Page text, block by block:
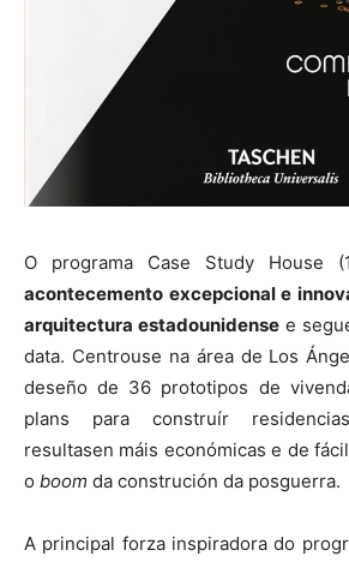
O programa Case Study House
acontecemento excepcional e
arquitectura estadounidense e
data. Centrouse na área de Los
deseño de 36 prototipos de
plans para construír
resultasen máis económicas e de
o boom da construción da posguerra.
A principal forza inspiradora do